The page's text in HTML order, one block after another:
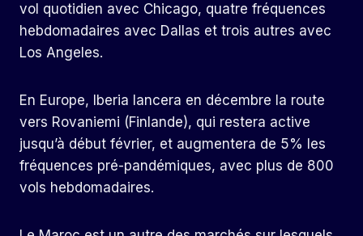
vol quotidien avec Chicago, quatre fréquences
hebdomadaires avec Dallas et trois autres avec
Los Angeles.
En Europe, Iberia lancera en décembre la route
vers Rovaniemi (Finlande), qui restera active
jusqu’à début février, et augmentera de 5% les
fréquences pré-pandémiques, avec plus de 800
vols hebdomadaires.